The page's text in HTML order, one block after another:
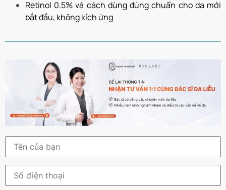
Retinol 0.5% và cách dùng đúng chuẩn cho da mới
bắt đầu, không kích ứng